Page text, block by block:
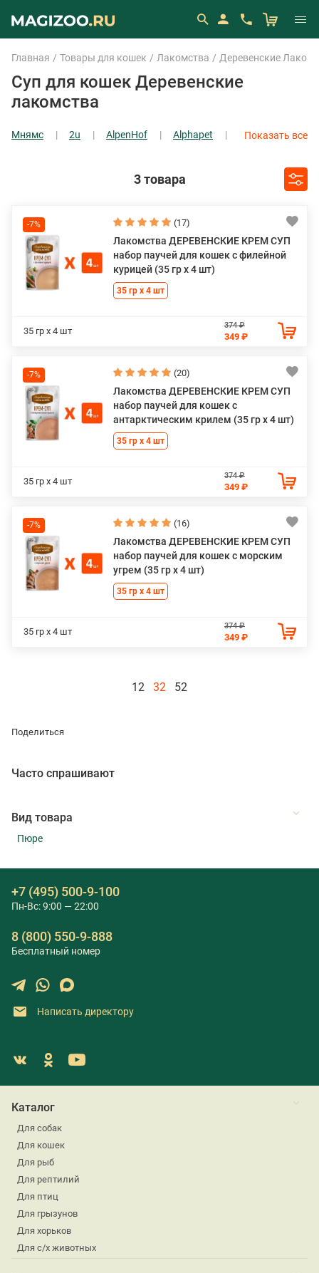
Главная Товары для кошек Лакомства Деревенские
Суп для кошек Деревенские
лакомства
Мнямс 2u AlpenHof
Alphapet
Показать все
3 товара
-7% (17)
Лакомства ДЕРЕВЕНСКИЕ КРЕМ СУП
набор паучей для кошек с филейной
курицей (35 гр х 4 шт)
35 гр х 4 шт
35 гр х 4 шт
374 ₽
349 ₽
-7% (20)
Лакомства ДЕРЕВЕНСКИЕ КРЕМ СУП
набор паучей для кошек с
антарктическим крилем (35 гр х 4 шт)
35 гр х 4 шт
35 гр х 4 шт
374 ₽
349 ₽
-7% (16)
Лакомства ДЕРЕВЕНСКИЕ КРЕМ СУП
набор паучей для кошек с морским
угрем (35 гр х 4 шт)
35 гр х 4 шт
35 гр х 4 шт
374 ₽
349 ₽
12 32 52
Поделиться
Часто спрашивают
Вид товара
Пюре
+7 (495) 500-9-100
Пн-Вс: 9:00 — 22:00
8 (800) 550-9-888
Бесплатный номер
Написать директору
Каталог
Для собак
Для кошек
Для рыб
Для рептилий
Для птиц
Для грызунов
Для хорьков
Для с/х животных